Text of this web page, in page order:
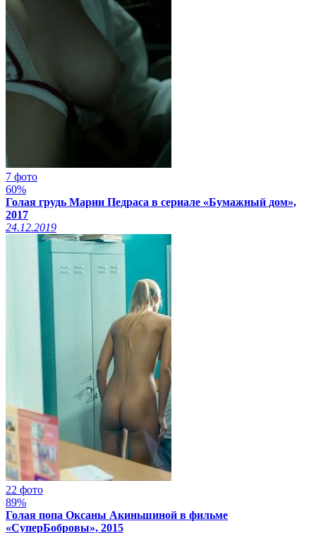
7 фото
60%
Голая грудь Марии Педраса в сериале «Бумажный дом»,
2017
24.12.2019
22 фото
89%
Голая попа Оксаны Акиньшиной в фильме
«СуперБобровы», 2015